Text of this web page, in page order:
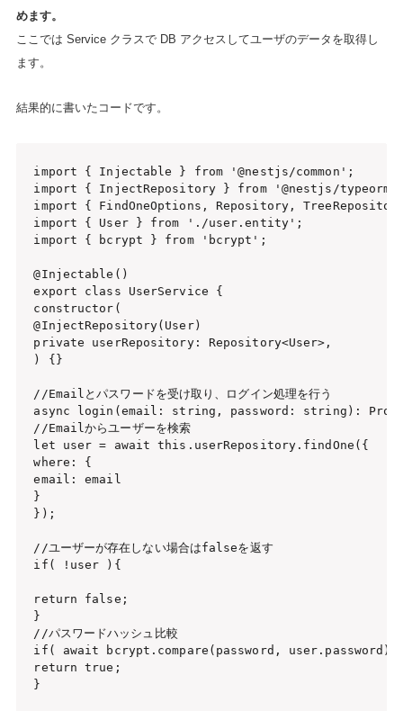
めます。
ここでは Service クラスで DB アクセスしてユーザのデータを取得し
ます。
結果的に書いたコードです。
import { Injectable } from '@nestjs/common';
import { InjectRepository } from '@nestjs/
import { FindOneOptions, Repository,
import { User } from './user.entity';
import { bcrypt } from 'bcrypt';
@Injectable()
export class UserService {
constructor(
@InjectRepository(User)
private userRepository: Repository<User>,
) {}
//Emailとパスワードを受け取り、ログイン処理を行う
async login(email: string, password: string):
//Emailからユーザーを検索
let user = await this.userRepository.findOne({
where: {
email: email
}
});
//ユーザーが存在しない場合はfalseを返す
if( !user ){
return false;
}
//パスワードハッシュ比較
if( await bcrypt.compare(password, user.password)
return true;
}